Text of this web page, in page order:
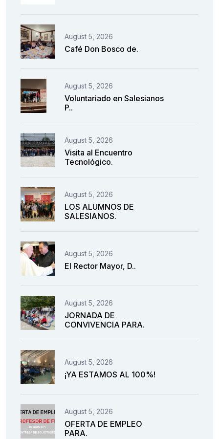
August 5, 2026
Café Don Bosco de.
August 5, 2026
Voluntariado en Salesianos
P..
August 5, 2026
Visita al Encuentro
Tecnológico.
August 5, 2026
LOS ALUMNOS DE
SALESIANOS.
August 5, 2026
El Rector Mayor, D..
August 5, 2026
JORNADA DE
CONVIVENCIA PARA.
August 5, 2026
¡YA ESTAMOS AL 100%!
August 5, 2026
OFERTA DE EMPLEO
PARA.